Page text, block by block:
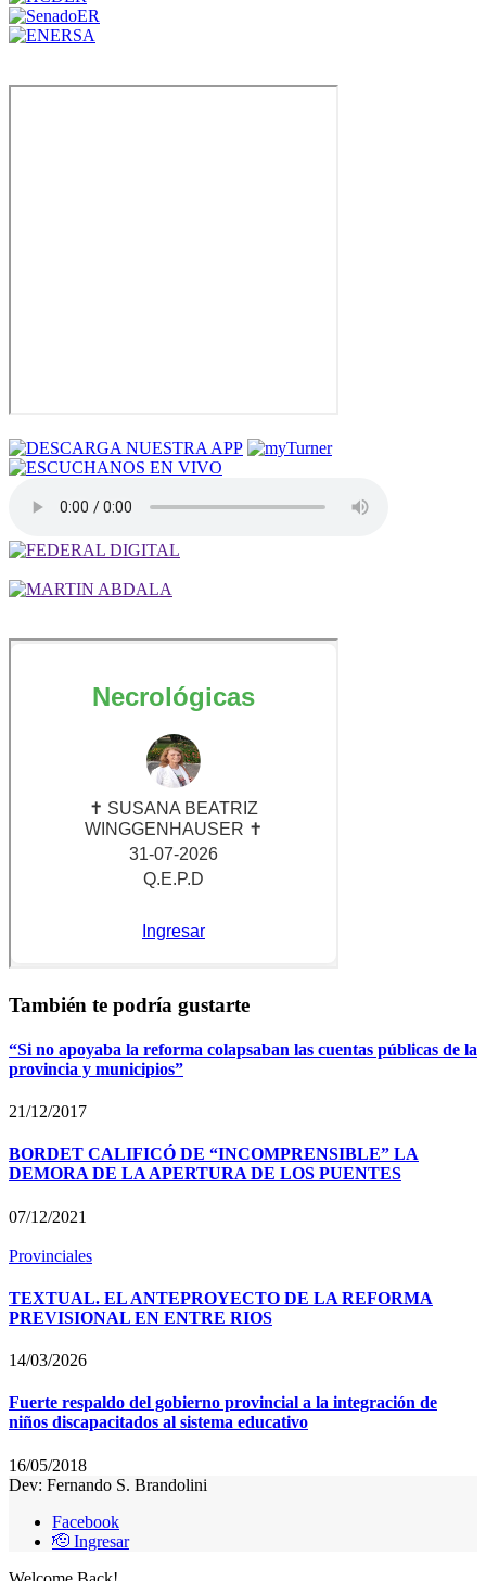
También te podría gustarte
“Si no apoyaba la reforma colapsaban las cuentas públicas de la
provincia y municipios”
21/12/2017
BORDET CALIFICÓ DE “INCOMPRENSIBLE” LA
DEMORA DE LA APERTURA DE LOS PUENTES
07/12/2021
Provinciales
TEXTUAL. EL ANTEPROYECTO DE LA REFORMA
PREVISIONAL EN ENTRE RIOS
14/03/2026
Fuerte respaldo del gobierno provincial a la integración de
niños discapacitados al sistema educativo
16/05/2018
Dev: Fernando S. Brandolini
Facebook
🫡 Ingresar